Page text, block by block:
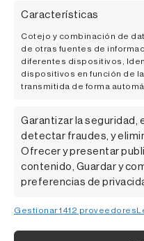
Características
Cotejo y combinación de
de otras fuentes de
diferentes dispositivos,
dispositivos en función de
transmitida de forma
Garantizar la seguridad,
detectar fraudes, y
Ofrecer y presentar
contenido, Guardar y
preferencias de
Gestionar 1412 proveedores
También te